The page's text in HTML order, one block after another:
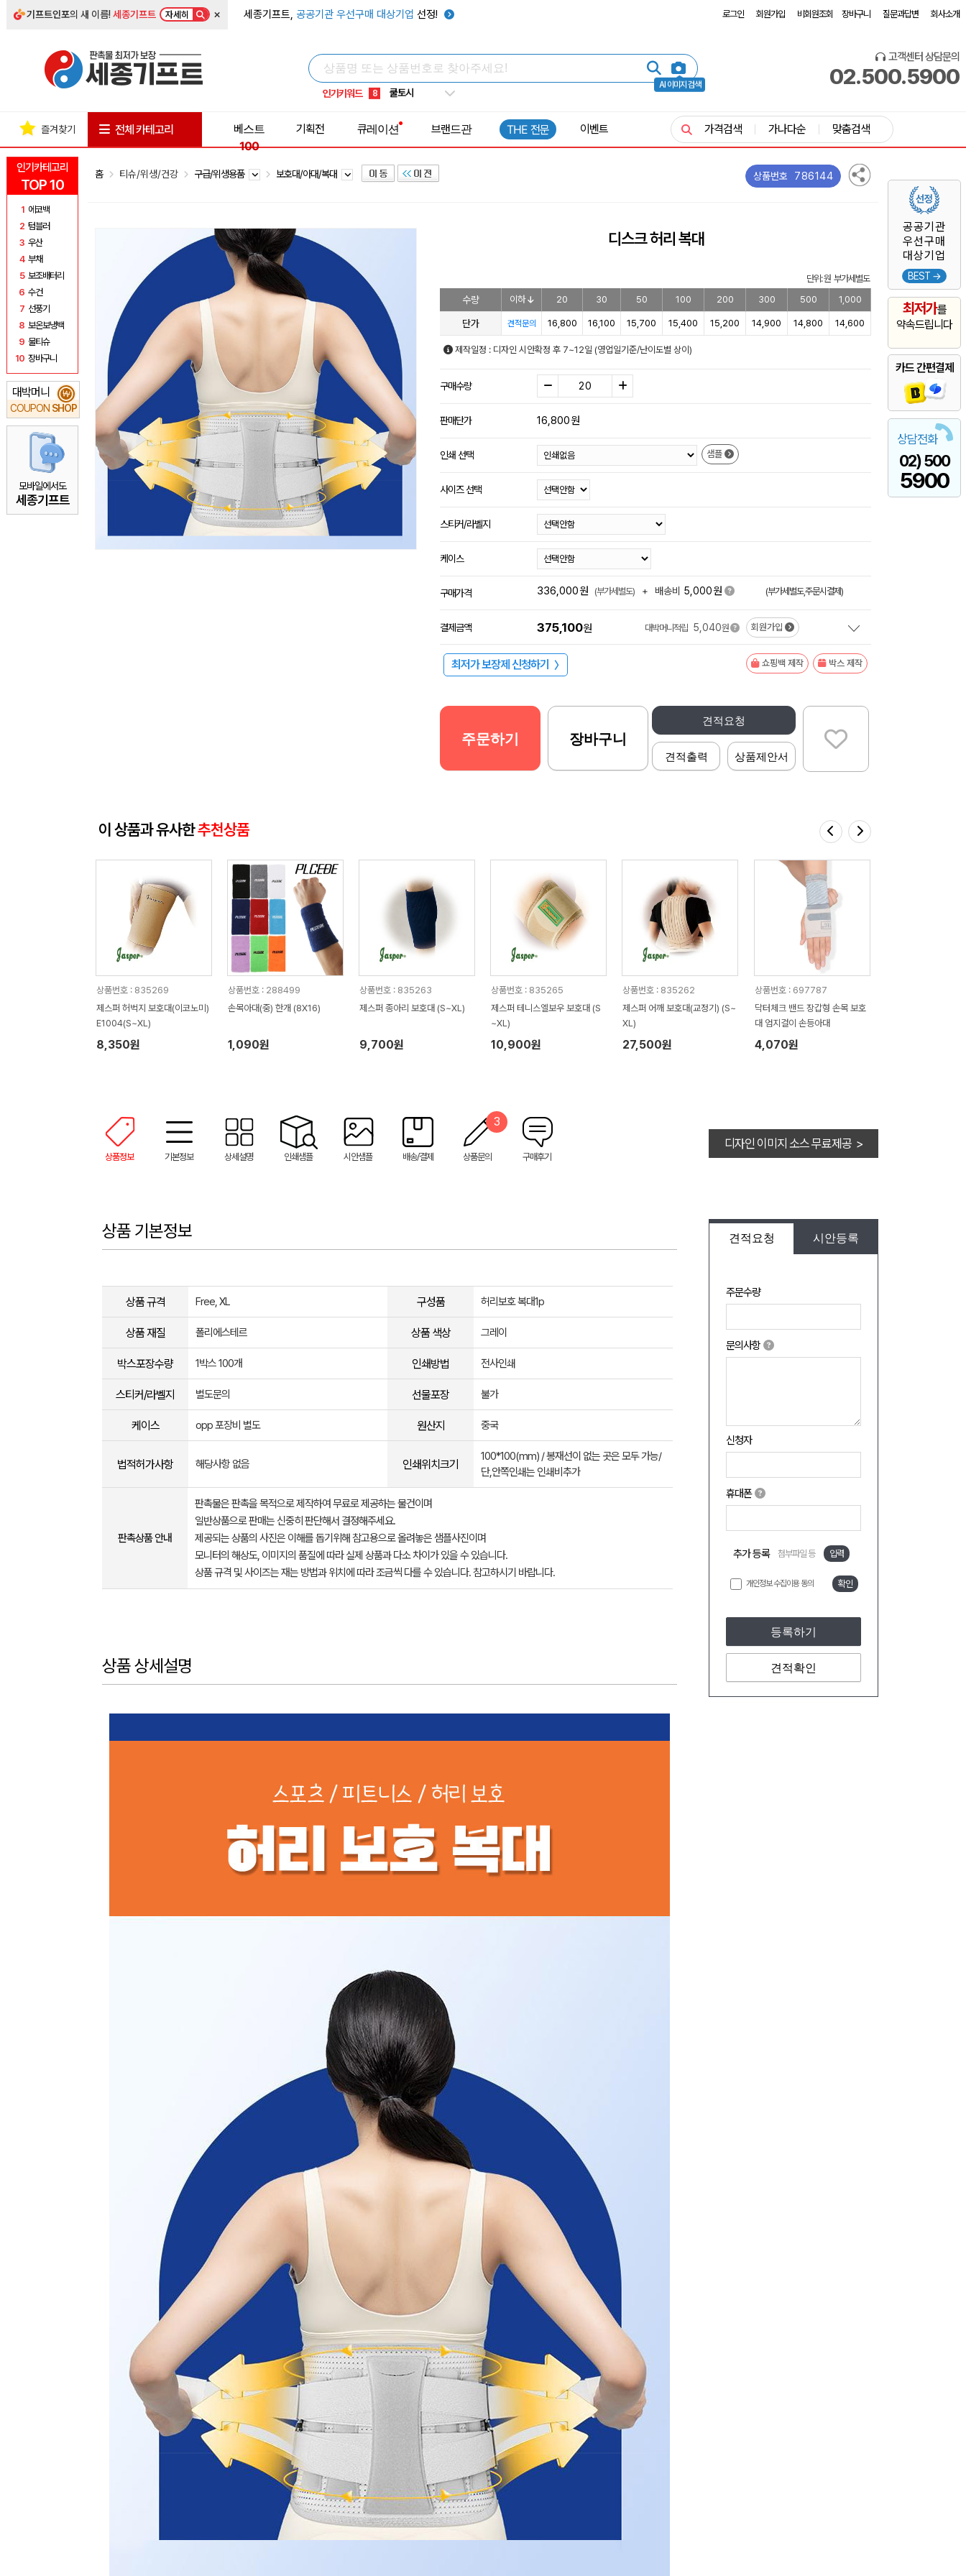
기프트인포의 새 이름!세종기프트 자세히 × 세종기프트, 공공기관 우선구매 대상기업 선정! 로그인 회원가입 비회원조회 장바구니 질문과답변 회사소개
AI 이미지 검색
인기키워드
5 키캡
8 쿨토시
9 넥쿨러
1 선풍기
고객센터 상담문의
02.500.5900
인기카테고리
TOP 10
1 에코백
2 텀블러
3 우산
4 부채
5 보조배터리
6 수건
7 선풍기
8 보온보냉백
9 물티슈
10 장바구니
대박머니
COUPON SHOP
₩
모바일에서도
세종기프트
공공기관
우선구매
대상기업
BEST →
최저가를
약속드립니다
카드 간편결제
상담전화
02) 500
5900
즐겨찾기 전체 카테고리
베스트
100
기획전 큐레이션 브랜드관 THE 전문 이벤트 가격검색 가나다순 맞춤검색
홈 티슈/위생/건강 구급/위생용품 보호대/아대/복대 상품번호 786144
디스크 허리 복대
단위: 원 부가세별도
수량 이하 20 30 50 100 200 300 500 1,000
단가 견적문의 16,800 16,100 15,700 15,400 15,200 14,900 14,800 14,600
제작일정 : 디자인 시안확정 후 7~12일 (영업일기준/난이도별 상이)
구매수량
판매단가 16,800원
인쇄 선택 샘플
사이즈 선택
스티커/라벨지
케이스
구매가격 336,000원 (부가세별도) + 배송비 5,000원 (부가세별도,주문시결제)
결제금액 375,100원 대박머니적립 5,040원 회원가입
최저가 보장제 신청하기 〉 쇼핑백 제작 박스 제작
견적요청
견적출력 상품제안서
주문하기 장바구니
이 상품과 유사한추천상품
상품번호 : 835269
제스퍼 허벅지 보호대(이코노미)
E1004(S~XL)
8,350원
상품번호 : 288499
손목아대(중) 한개 (8X16)
1,090원
상품번호 : 835263
제스퍼 종아리 보호대 (S~XL)
9,700원
상품번호 : 835265
제스퍼 테니스엘보우 보호대 (S
~XL)
10,900원
상품번호 : 835262
제스퍼 어깨 보호대(교정기) (S~
XL)
27,500원
상품번호 : 697787
닥터체크 밴드 장갑형 손목 보호
대 엄지걸이 손등아대
4,070원
상품정보 기본정보 상세설명 인쇄샘플 시안샘플 배송/결제 상품문의
3
구매후기
디자인 이미지 소스 무료제공 >
견적요청 시안등록
주문수량
문의사항
신청자
휴대폰
추가 등록 첨부파일 등 입력
개인정보 수집이용 동의 확인
등록하기
견적확인
상품 기본정보
상품 규격 Free, XL 구성품 허리보호 복대1p
상품 재질 폴리에스테르 상품 색상 그레이
박스포장수량 1박스 100개 인쇄방법 전사인쇄
스티커/라벨지 별도문의 선물포장 불가
케이스 opp 포장비 별도 원산지 중국
법적허가사항 해당사항 없음 인쇄위치크기
100*100(mm) / 봉재선이 없는 곳은 모두 가능/
단,안쪽인쇄는 인쇄비추가
판촉상품 안내
판촉물은 판촉을 목적으로 제작하여 무료로 제공하는 물건이며
일반상품으로 판매는 신중히 판단해서 결정해주세요.
제공되는 상품의 사진은 이해를 돕기위해 참고용으로 올려놓은 샘플사진이며
모니터의 해상도, 이미지의 품질에 따라 실제 상품과 다소 차이가 있을 수 있습니다.
상품 규격 및 사이즈는 재는 방법과 위치에 따라 조금씩 다를 수 있습니다. 참고하시기 바랍니다.
상품 상세설명